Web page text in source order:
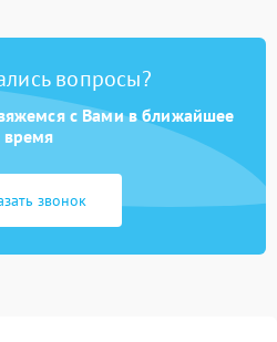
вопросы?
с Вами в ближайшее
время
звонок